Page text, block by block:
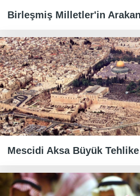
Birleşmiş Milletler'in
Mescidi Aksa Büyük Tehlike